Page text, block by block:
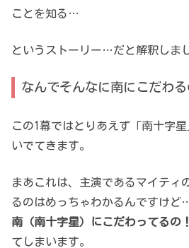
ことを知る…
というストーリー…だと解釈しま
なんでそんなに南にこだわ
この1幕ではとりあえず「南十字
いでてきます。
まあこれは、主演であるマイティ
るのはめっちゃわかるんですけど
南（南十字星）にこだわってるの
てしまいます。